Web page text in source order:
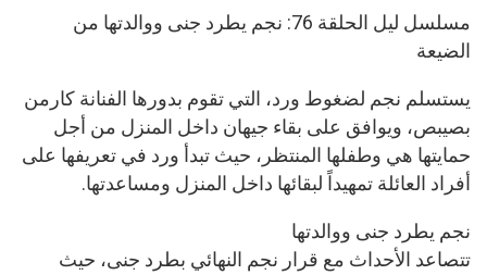
مسلسل ليل الحلقة 76: نجم يطرد جنى ووالدتها من
الضيعة
يستسلم نجم لضغوط ورد، التي تقوم بدورها الفنانة كارمن
بصيبص، ويوافق على بقاء جيهان داخل المنزل من أجل
حمايتها هي وطفلها المنتظر، حيث تبدأ ورد في تعريفها على
أفراد العائلة تمهيداً لبقائها داخل المنزل ومساعدتها.
نجم يطرد جنى ووالدتها
تتصاعد الأحداث مع قرار نجم النهائي بطرد جنى، حيث